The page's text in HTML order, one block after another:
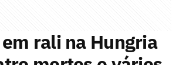
rali na Hungria